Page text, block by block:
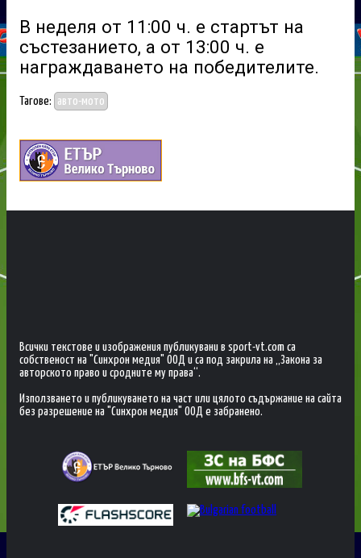
В неделя от 11:00 ч. е стартът на
състезанието, а от 13:00 ч. е
награждаването на победителите.
Тагове: авто-мото
Всички текстове и изображения публикувани в sport-vt.com са
собственост на "Синхрон медия" ООД и са под закрила на „Закона за
авторското право и сродните му права“.
Използването и публикуването на част или цялото съдържание на сайта
без разрешение на "Синхрон медия" ООД е забранено.